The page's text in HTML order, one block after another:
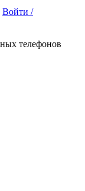
Войти /
телефонов